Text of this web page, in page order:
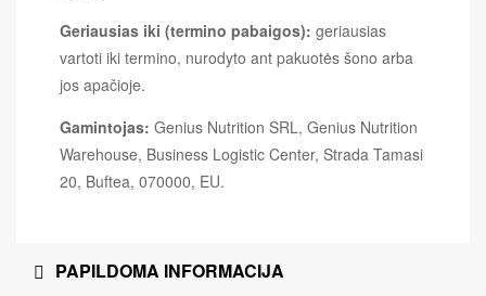
Geriausias iki (termino pabaigos): geriausias
vartoti iki termino, nurodyto ant pakuotės šono arba
jos apačioje.
Gamintojas: Genius Nutrition SRL, Genius Nutrition
Warehouse, Business Logistic Center, Strada Tamasi
20, Buftea, 070000, EU.
PAPILDOMA INFORMACIJA